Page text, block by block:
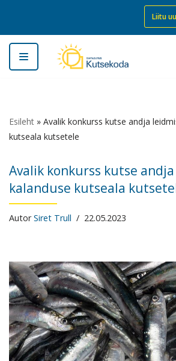
Skip
to
content
Liitu
Esileht » Avalik konkurss kutse andja
kutseala kutsetele
Avalik konkurss kutse
kalanduse kutseala
AutorSiret Trull 22.05.2023